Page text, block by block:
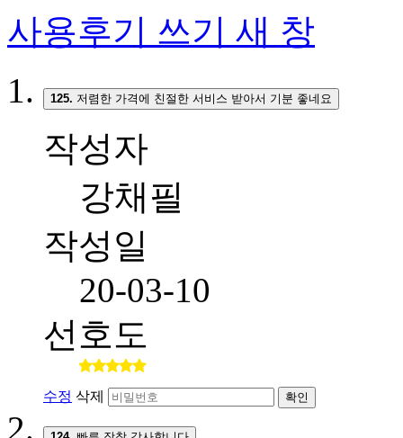
사용후기 쓰기 새 창
125. 저렴한 가격에 친절한 서비스 받아서 기분 좋네요
작성자
강채필
작성일
20-03-10
선호도
수정 삭제 확인